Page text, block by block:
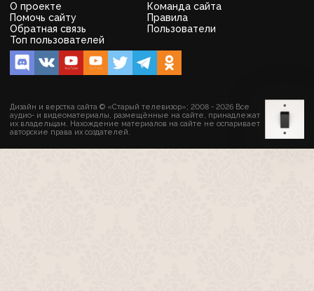
О проекте
Команда сайта
Помочь сайту
Правила
Обратная связь
Пользователи
Топ пользователей
Дизайн и верстка сайта © «Старый телевизор»; 2008 - 2026 Все
аудио- и видеоматериалы, размещённые на сайте, принадлежат
их владельцам. Нахождение материалов на сайте не оспаривает
авторские права их создателей.